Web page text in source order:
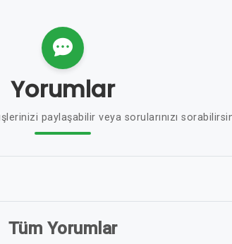
Yorumlar
paylaşabilir veya sorularınızı
Tüm Yorumlar